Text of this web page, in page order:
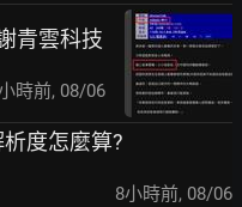
青雲科技
時前, 08/06
度怎麼算?
8小時前, 08/06